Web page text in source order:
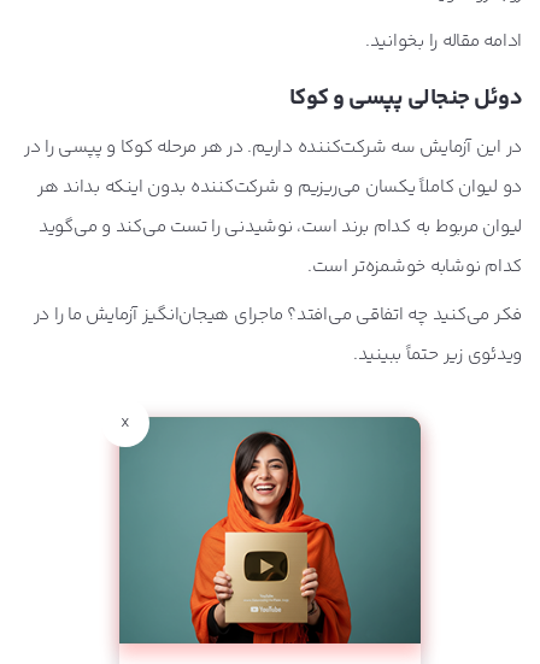
ادامه مقاله را بخوانید.
دوئل جنجالی پپسی و کوکا
در این آزمایش سه شرکت‌کننده داریم. در هر مرحله کوکا و پپسی را در
دو لیوان کاملاً یکسان می‌ریزیم و شرکت‌کننده بدون اینکه بداند هر
لیوان مربوط به کدام برند است، نوشیدنی را تست می‌کند و می‌گوید
کدام نوشابه خوشمزه‌تر است.
فکر می‌کنید چه اتفاقی می‌افتد؟ ماجرای هیجان‌انگیز آزمایش ما را در
ویدئوی زیر حتماً ببینید.
x